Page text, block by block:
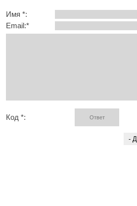
Имя *:
Email:*
Код *: